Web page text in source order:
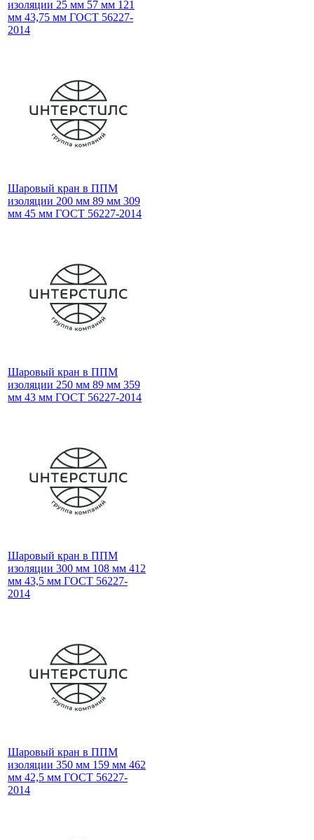
изоляции 25 мм 57 мм 121
мм 43,75 мм ГОСТ 56227-
2014
Шаровый кран в ППМ
изоляции 200 мм 89 мм 309
мм 45 мм ГОСТ 56227-2014
Шаровый кран в ППМ
изоляции 250 мм 89 мм 359
мм 43 мм ГОСТ 56227-2014
Шаровый кран в ППМ
изоляции 300 мм 108 мм 412
мм 43,5 мм ГОСТ 56227-
2014
Шаровый кран в ППМ
изоляции 350 мм 159 мм 462
мм 42,5 мм ГОСТ 56227-
2014